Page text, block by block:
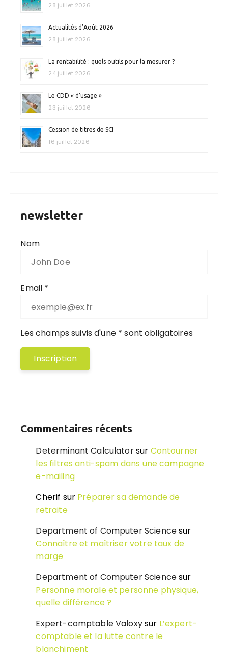
28 juillet 2026
Actualités d’Août 2026
28 juillet 2026
La rentabilité : quels outils pour la mesurer ?
24 juillet 2026
Le CDD « d’usage »
23 juillet 2026
Cession de titres de SCI
16 juillet 2026
newsletter
Nom
Email *
Les champs suivis d'une * sont obligatoires
Commentaires récents
Determinant Calculatorsur Contourner
les filtres anti-spam dans une campagne
e-mailing
Cherif sur Préparer sa demande de
retraite
Department of Computer Sciencesur
Connaître et maîtriser votre taux de
marge
Department of Computer Sciencesur
Personne morale et personne physique,
quelle différence ?
Expert-comptable Valoxysur L’expert-
comptable et la lutte contre le
blanchiment